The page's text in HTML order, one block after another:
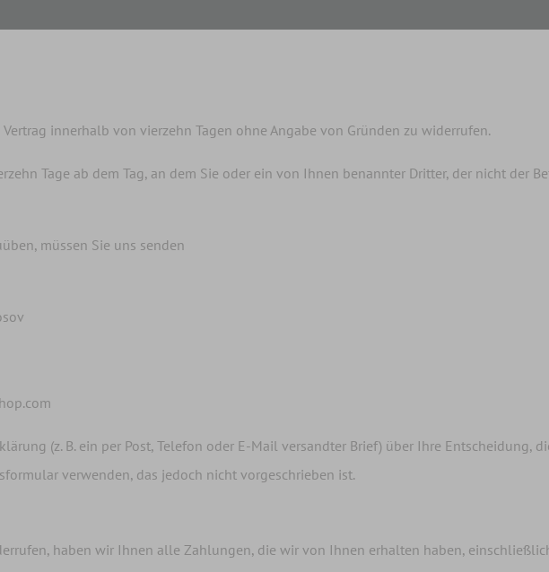
Vertrag innerhalb von vierzehn Tagen ohne Angabe von Gründen zu widerrufen.
Tage ab dem Tag, an dem Sie oder ein von Ihnen benannter Dritter, der nicht der
müssen Sie uns senden
(z. B. ein per Post, Telefon oder E-Mail versandter Brief) über Ihre Entscheidung,
verwenden, das jedoch nicht vorgeschrieben ist.
haben wir Ihnen alle Zahlungen, die wir von Ihnen erhalten haben,